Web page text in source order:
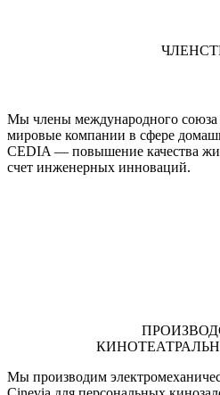
Мы члены международного
мировые компании в сфере
CEDIA — повышение качества
счет инженерных инноваций.
Мы производим